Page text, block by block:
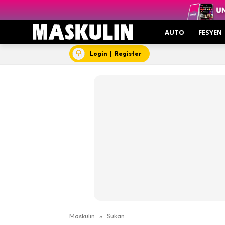
AUTO FESYEN
Login | Register
Maskulin » Sukan